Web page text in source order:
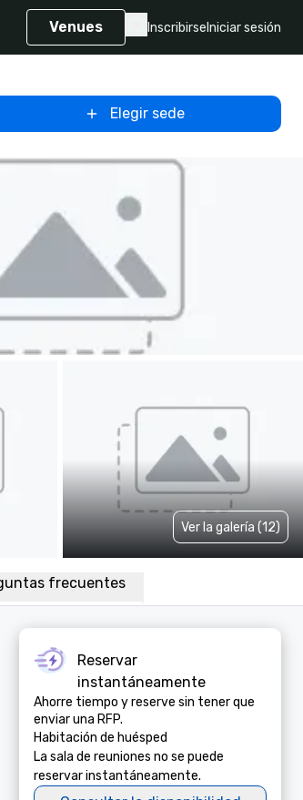
Venues Inscribirse Iniciar sesión
Elegir sede
Ver la galería (12)
frecuentes
Reservar
instantáneamente
Ahorre tiempo y reserve sin tener que
enviar una RFP.
Habitación de huésped
La sala de reuniones no se puede
reservar instantáneamente.